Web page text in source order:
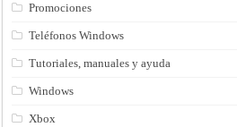
Promociones
Teléfonos Windows
Tutoriales, manuales y ayuda
Windows
Xbox